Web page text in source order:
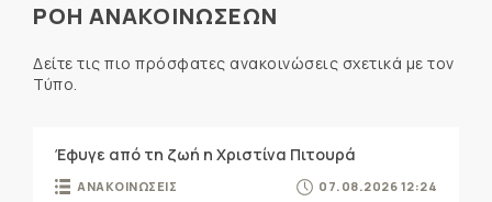
ΡΟΗ ΑΝΑΚΟΙΝΩΣΕΩΝ
Δείτε τις πιο πρόσφατες ανακοινώσεις σχετικά με τον
Τύπο.
Έφυγε από τη ζωή η Χριστίνα Πιτουρά
ΑΝΑΚΟΙΝΩΣΕΙΣ 07.08.2026 12:24